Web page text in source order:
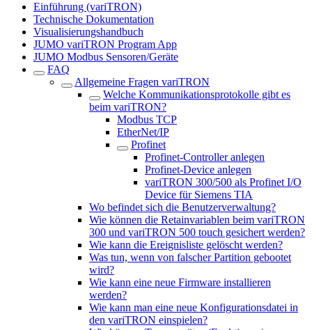
Einführung (variTRON)
Technische Dokumentation
Visualisierungshandbuch
JUMO variTRON Program App
JUMO Modbus Sensoren/Geräte
FAQ
Allgemeine Fragen variTRON
Welche Kommunikationsprotokolle gibt es
beim variTRON?
Modbus TCP
EtherNet/IP
Profinet
Profinet-Controller anlegen
Profinet-Device anlegen
variTRON 300/500 als Profinet I/O
Device für Siemens TIA
Wo befindet sich die Benutzerverwaltung?
Wie können die Retainvariablen beim variTRON
300 und variTRON 500 touch gesichert werden?
Wie kann die Ereignisliste gelöscht werden?
Was tun, wenn von falscher Partition gebootet
wird?
Wie kann eine neue Firmware installieren
werden?
Wie kann man eine neue Konfigurationsdatei in
den variTRON einspielen?